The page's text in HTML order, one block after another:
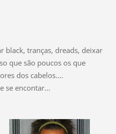
black, tranças, dreads, deixar
que são poucos os que
dos cabelos....
se encontar...